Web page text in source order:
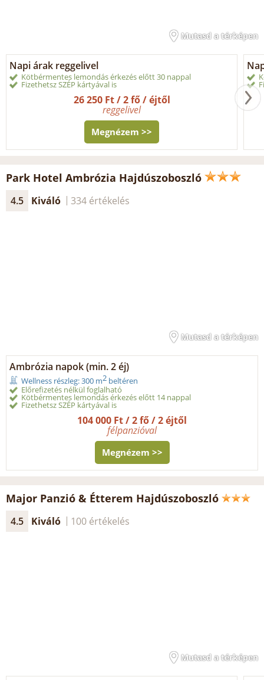
Mutasd a térképen
Napi árak reggelivel
Kötbérmentes lemondás érkezés előtt 30 nappal
Fizethetsz SZÉP kártyával is
26 250 Ft / 2 fő / éjtől
reggelivel
Megnézem >>
Park Hotel Ambrózia Hajdúszoboszló
4.5 Kiváló 334 értékelés
Mutasd a térképen
Ambrózia napok (min. 2 éj)
Wellness részleg: 300 m2 beltéren
Előrefizetés nélkül foglalható
Kötbérmentes lemondás érkezés előtt 14 nappal
Fizethetsz SZÉP kártyával is
104 000 Ft / 2 fő / 2 éjtől
félpanzióval
Megnézem >>
Major Panzió & Étterem Hajdúszoboszló
4.5 Kiváló 100 értékelés
Mutasd a térképen